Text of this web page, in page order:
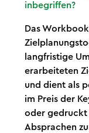
inbegriffen?
Das
langfristige
erarbeiteten
und dient als
im Preis der
oder
Absprachen